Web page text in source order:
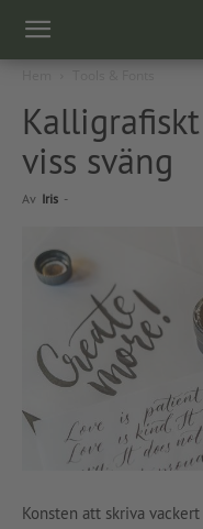
viss sväng
Av Iris -
Konsten att skriva